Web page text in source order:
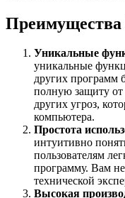
Уникальные
уникальные
других программ
полную защиту
других угроз,
компьютера.
Простота
интуитивно
пользователям
программу. Вам
технической
Высокая